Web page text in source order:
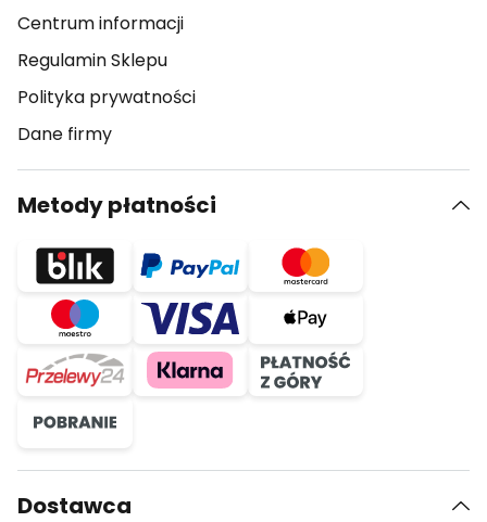
Centrum informacji
Regulamin Sklepu
Polityka prywatności
Dane firmy
Metody płatności
Dostawca